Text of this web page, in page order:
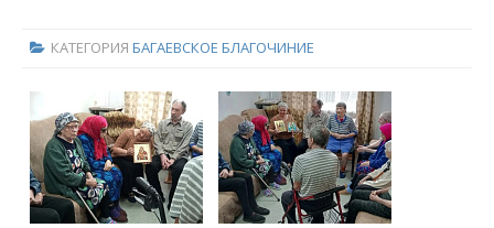
КАТЕГОРИЯ БАГАЕВСКОЕ БЛАГОЧИНИЕ